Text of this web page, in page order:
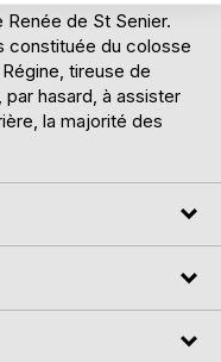
de St Senier.
constituée du colosse
tireuse de
hasard, à assister
la majorité des